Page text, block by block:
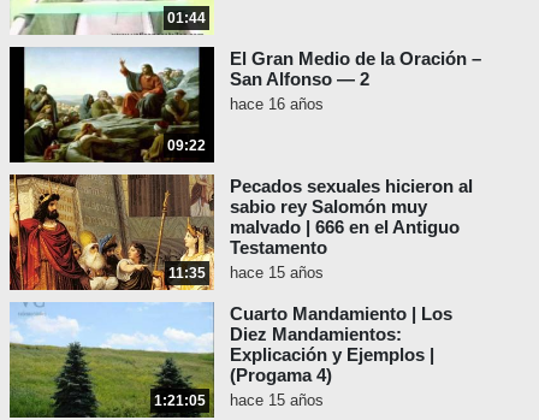
01:44
09:22
El Gran Medio de la Oración –
San Alfonso — 2
hace 16 años
11:35
Pecados sexuales hicieron al
sabio rey Salomón muy
malvado | 666 en el Antiguo
Testamento
hace 15 años
1:21:05
Cuarto Mandamiento | Los
Diez Mandamientos:
Explicación y Ejemplos |
(Progama 4)
hace 15 años